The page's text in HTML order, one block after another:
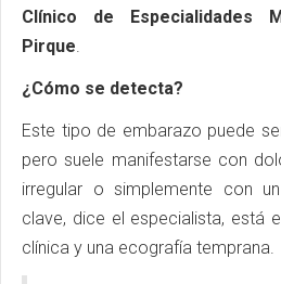
Clínico de Especialidades
Pirque.
¿Cómo se detecta?
Este tipo de embarazo puede
pero suele manifestarse con
irregular o simplemente con
clave, dice el especialista, está
clínica y una ecografía temprana.